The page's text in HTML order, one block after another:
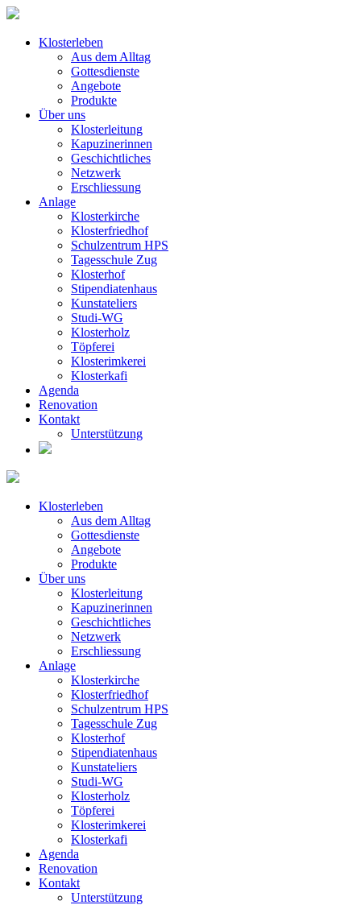
Klosterleben
Aus dem Alltag
Gottesdienste
Angebote
Produkte
Über uns
Klosterleitung
Kapuzinerinnen
Geschichtliches
Netzwerk
Erschliessung
Anlage
Klosterkirche
Klosterfriedhof
Schulzentrum HPS
Tagesschule Zug
Klosterhof
Stipendiatenhaus
Kunstateliers
Studi-WG
Klosterholz
Töpferei
Klosterimkerei
Klosterkafi
Agenda
Renovation
Kontakt
Unterstützung
Klosterleben
Aus dem Alltag
Gottesdienste
Angebote
Produkte
Über uns
Klosterleitung
Kapuzinerinnen
Geschichtliches
Netzwerk
Erschliessung
Anlage
Klosterkirche
Klosterfriedhof
Schulzentrum HPS
Tagesschule Zug
Klosterhof
Stipendiatenhaus
Kunstateliers
Studi-WG
Klosterholz
Töpferei
Klosterimkerei
Klosterkafi
Agenda
Renovation
Kontakt
Unterstützung